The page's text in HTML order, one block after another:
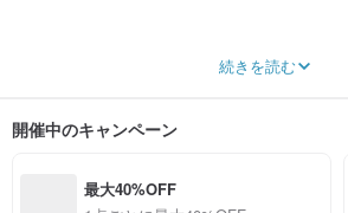
ファッションジュエリーブランド SOIRÉE BY N.Y.
最高経営責任者である Nuri Yildiz によって設立され
法で表現することで高い評価を得ています。
続きを読む
開催中のキャンペーン
最大40%OFF